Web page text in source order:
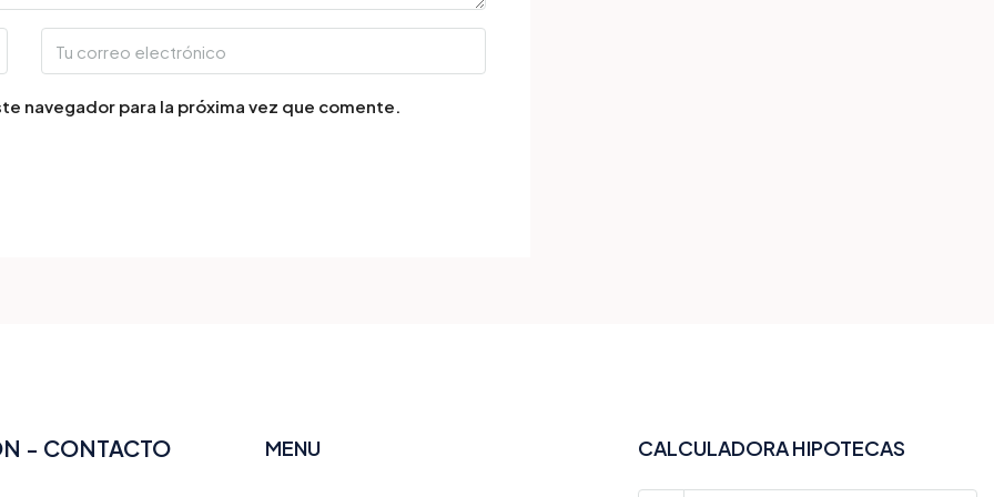
navegador para la próxima vez que comente.
- CONTACTO MENU CALCULADORA HIPOTECAS